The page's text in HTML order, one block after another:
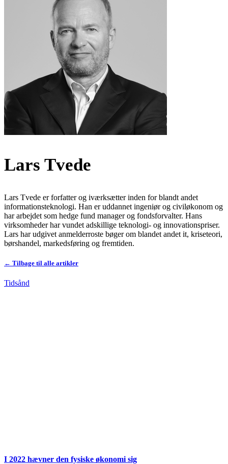
Lars Tvede
Lars Tvede er forfatter og iværksætter inden for blandt andet
informationsteknologi. Han er uddannet ingeniør og civiløkonom og
har arbejdet som hedge fund manager og fondsforvalter. Hans
virksomheder har vundet adskillige teknologi- og innovationspriser.
Lars har udgivet anmelderroste bøger om blandet andet it, kriseteori,
børshandel, markedsføring og fremtiden.
← Tilbage til alle artikler
Tidsånd
I 2022 hævner den fysiske økonomi sig